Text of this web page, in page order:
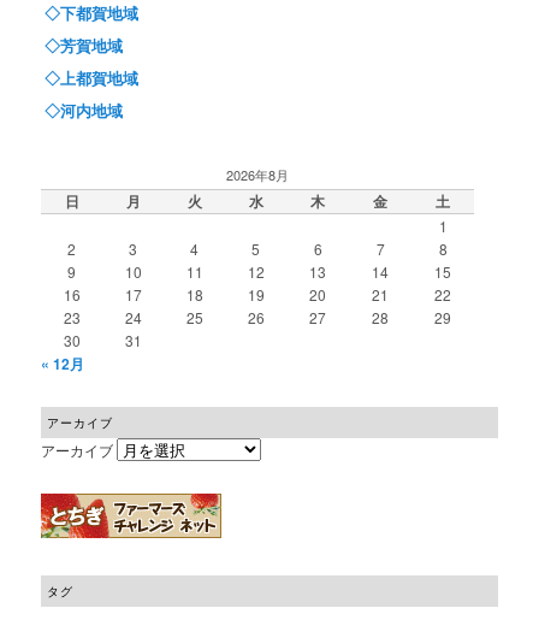
◇下都賀地域
◇芳賀地域
◇上都賀地域
◇河内地域
2026年8月
日 月 火 水 木 金 土
1
2
3 4 5 6 7
8
9
10 11 12 13 14
15
16
17 18 19 20 21
22
23
24 25 26 27 28
29
30
31
« 12月
アーカイブ
アーカイブ
タグ